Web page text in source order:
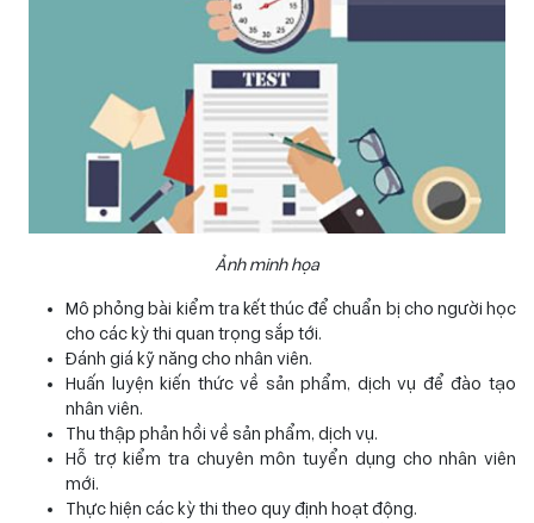
Ảnh minh họa
Mô phỏng bài kiểm tra kết thúc để chuẩn bị cho người học
cho các kỳ thi quan trọng sắp tới.
Đánh giá kỹ năng cho nhân viên.
Huấn luyện kiến thức về sản phẩm, dịch vụ để đào tạo
nhân viên.
Thu thập phản hồi về sản phẩm, dịch vụ.
Hỗ trợ kiểm tra chuyên môn tuyển dụng cho nhân viên
mới.
Thực hiện các kỳ thi theo quy định hoạt động.